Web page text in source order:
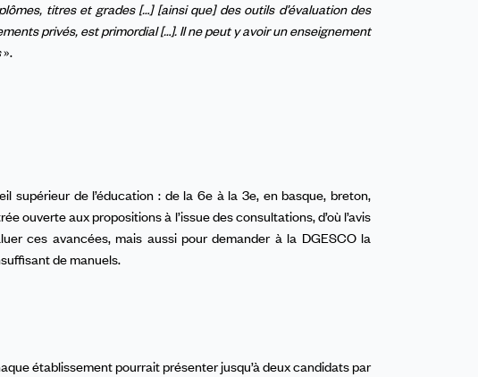
titres et grades […] [ainsi que] des outils d’évaluation des
privés, est primordial […]. Il ne peut y avoir un enseignement
».
de l’éducation : de la 6e à la 3e, en basque, breton,
ouverte aux propositions à l’issue des consultations, d’où l’avis
ces avancées, mais aussi pour demander à la DGESCO la
de manuels.
établissement pourrait présenter jusqu’à deux candidats par